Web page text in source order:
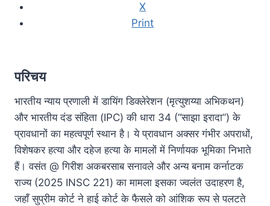
X
Print
परिचय
भारतीय न्याय प्रणाली में डायिंग डिक्लेरेशन (मृत्युशय्या अभिकथन)
और भारतीय दंड संहिता (IPC) की धारा 34 (“साझा इरादा”) के
प्रावधानों का महत्वपूर्ण स्थान है। ये प्रावधान अक्सर गंभीर अपराधों,
विशेषकर हत्या और दहेज हत्या के मामलों में निर्णायक भूमिका निभाते
हैं। वसंत @ गिरीश अकबरसाब सनावले और अन्य बनाम कर्नाटक
राज्य (2025 INSC 221) का मामला इसका ज्वलंत उदाहरण है,
जहाँ सुप्रीम कोर्ट ने हाई कोर्ट के फैसले को आंशिक रूप से पलटते